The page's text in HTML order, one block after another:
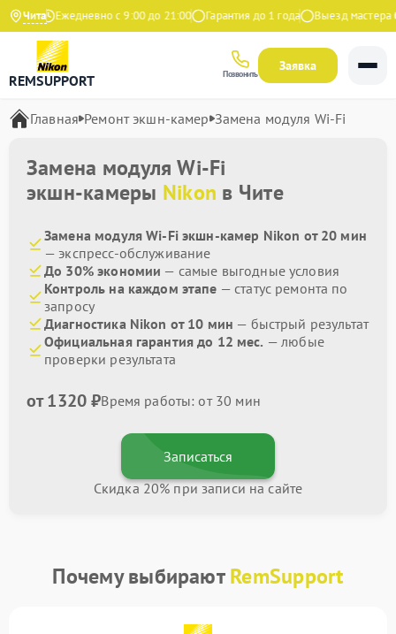
ЧитаЕжедневно с 9:00 до 21:00 Гарантия до 1 года Выезд мастера
REMSUPPORT Позвонить
Заявка
Главная Ремонт экшн-камер Замена модуля Wi-Fi
Замена модуля Wi-Fi
экшн-камеры Nikon в Чите
Замена модуля Wi-Fi экшн-камер Nikon от 20 мин
— экспресс-обслуживание
До 30% экономии — самые выгодные условия
Контроль на каждом этапе — статус ремонта по
запросу
Диагностика Nikon от 10 мин — быстрый результат
Официальная гарантия до 12 мес. — любые
проверки результата
от 1320 ₽Время работы: от 30 мин
Записаться
Скидка 20% при записи на сайте
Почему выбираютRemSupport